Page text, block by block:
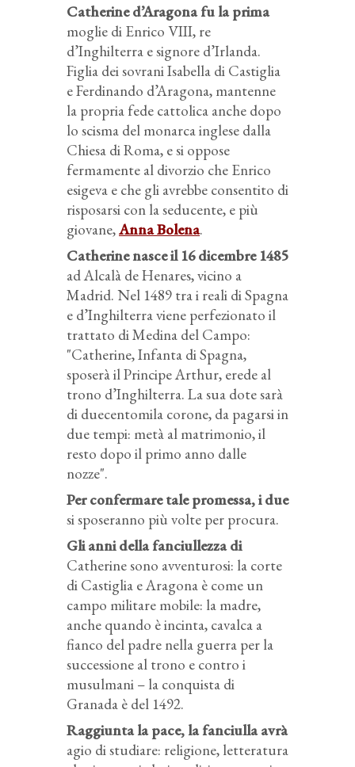
Catherine d’Aragona fu la prima
moglie di Enrico VIII, re
d’Inghilterra e signore d’Irlanda.
Figlia dei sovrani Isabella di Castiglia
e Ferdinando d’Aragona, mantenne
la propria fede cattolica anche dopo
lo scisma del monarca inglese dalla
Chiesa di Roma, e si oppose
fermamente al divorzio che Enrico
esigeva e che gli avrebbe consentito di
risposarsi con la seducente, e più
giovane,Anna Bolena.
Catherine nasce il 16 dicembre 1485
ad Alcalà de Henares, vicino a
Madrid. Nel 1489 tra i reali di Spagna
e d’Inghilterra viene perfezionato il
trattato di Medina del Campo:
"Catherine, Infanta di Spagna,
sposerà il Principe Arthur, erede al
trono d’Inghilterra. La sua dote sarà
di duecentomila corone, da pagarsi in
due tempi: metà al matrimonio, il
resto dopo il primo anno dalle
nozze".
Per confermare tale promessa, i due
si sposeranno più volte per procura.
Gli anni della fanciullezza di
Catherine sono avventurosi: la corte
di Castiglia e Aragona è come un
campo militare mobile: la madre,
anche quando è incinta, cavalca a
fianco del padre nella guerra per la
successione al trono e contro i
musulmani – la conquista di
Granada è del 1492.
Raggiunta la pace, la fanciulla avrà
agio di studiare: religione, letteratura